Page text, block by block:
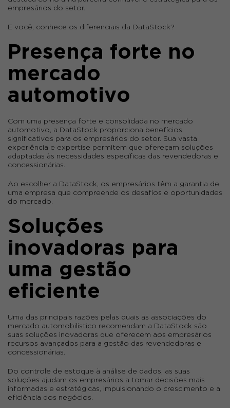
empresários do setor.
E você, conhece os diferenciais da DataStock?
Presença forte no
mercado
automotivo
Com uma presença forte e consolidada no mercado
automotivo, a DataStock proporciona benefícios
significativos para os empresários do setor. Sua vasta
experiência e expertise permitem que ofereçam soluções
adaptadas às necessidades específicas das revendedoras e
concessionárias.
Ao escolher a DataStock, os empresários têm a garantia de
uma empresa que compreende os desafios e oportunidades
do mercado.
Soluções
inovadoras para
uma gestão
eficiente
Uma das principais razões pelas quais as associações do
mercado automobilístico recomendam a DataStock são
suas soluções inovadoras que oferecem aos empresários
recursos avançados para a gestão das revendedoras e
concessionárias.
Do controle de estoque à análise de dados, as suas
soluções ajudam os empresários a tomar decisões mais
informadas e estratégicas, impulsionando o crescimento e a
eficiência dos negócios.